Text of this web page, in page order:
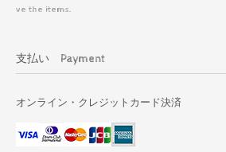
ve the items.
支払い Payment
オンライン・クレジットカード決済